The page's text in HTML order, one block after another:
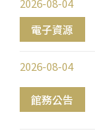
電子資源
2026-08-04
館務公告
2026-08-04